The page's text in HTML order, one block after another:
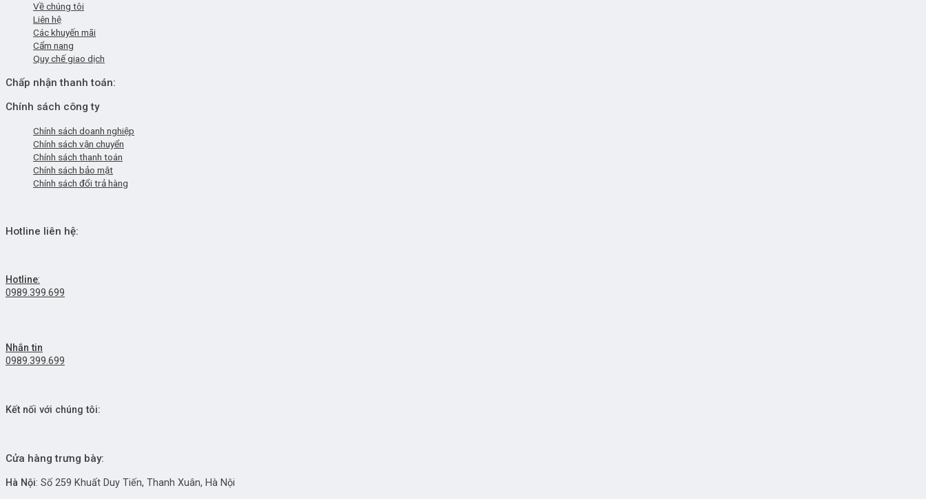
Về chúng tôi
Liên hệ
Các khuyến mãi
Cẩm nang
Quy chế giao dịch
Chấp nhận thanh toán:
Chính sách công ty
Chính sách doanh nghiệp
Chính sách vận chuyển
Chính sách thanh toán
Chính sách bảo mật
Chính sách đổi trả hàng
Hotline liên hệ:
Hotline:
0989.399.699
Nhắn tin
0989.399.699
Kết nối với chúng tôi:
Cửa hàng trưng bày:
Hà Nội: Số 259 Khuất Duy Tiến, Thanh Xuân, Hà Nội